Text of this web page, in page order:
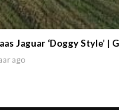
Jaguar ‘Doggy Style’
ago